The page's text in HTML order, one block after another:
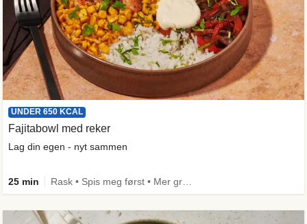
UNDER 650 KCAL
Fajitabowl med reker
Lag din egen - nyt sammen
25 min